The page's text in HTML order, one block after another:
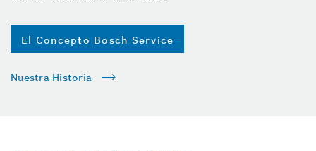
El Concepto Bosch Service
Nuestra Historia